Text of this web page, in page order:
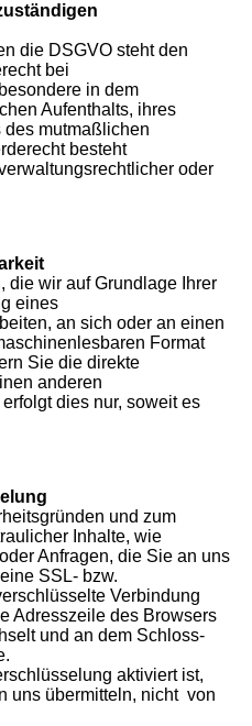
die DSGVO steht den
bei
in dem
Aufenthalts, ihres
des mutmaßlichen
besteht
oder
die wir auf Grundlage Ihrer
eines
an sich oder an einen
Format
Sie die direkte
anderen
dies nur, soweit es
und zum
Inhalte, wie
Anfragen, die Sie an uns
SSL- bzw.
Verbindung
Adresszeile des Browsers
und an dem Schloss-
aktiviert ist,
uns übermitteln, nicht von